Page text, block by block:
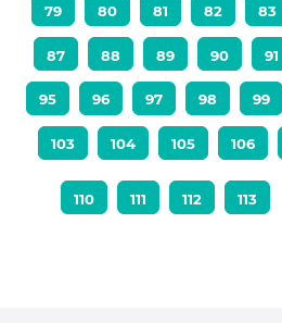
79 80 81 82 83
87 88 89 90 91
95 96 97 98 99
103 104 105 106
110 111 112 113